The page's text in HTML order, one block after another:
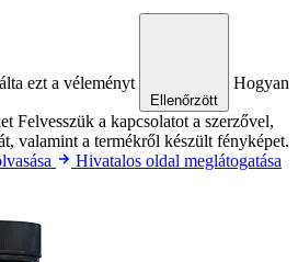
ezt a véleményt
Ellenőrzött
Hogyan
Felvesszük a kapcsolatot a szerzővel,
valamint a termékről készült fényképet.
Hivatalos oldal meglátogatása